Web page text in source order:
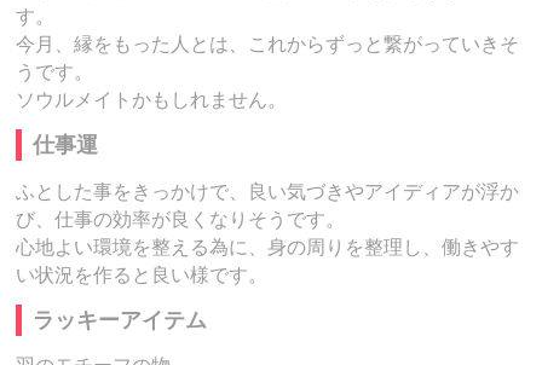
す。
今月、縁をもった人とは、これからずっと繋がっていきそ
うです。
ソウルメイトかもしれません。
仕事運
ふとした事をきっかけで、良い気づきやアイディアが浮か
び、仕事の効率が良くなりそうです。
心地よい環境を整える為に、身の周りを整理し、働きやす
い状況を作ると良い様です。
ラッキーアイテム